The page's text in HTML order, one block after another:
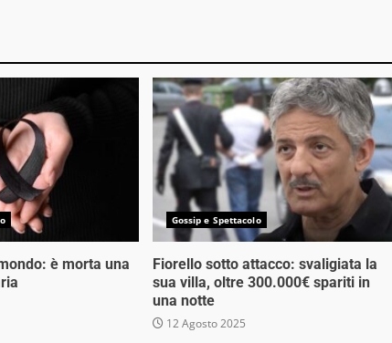
è morta una
Gossip e Spettacolo
Fiorello sotto attacco: svaligiata la
sua villa, oltre 300.000€ spariti in
una notte
12 Agosto 2025